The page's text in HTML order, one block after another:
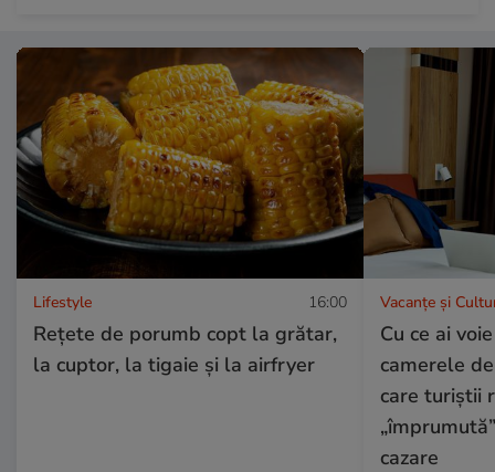
Lifestyle 16:00
Reţete de porumb copt la grătar,
la cuptor, la tigaie şi la airfryer
Vacanțe și
Cu ce ai
camerele
care turiștii
cazare